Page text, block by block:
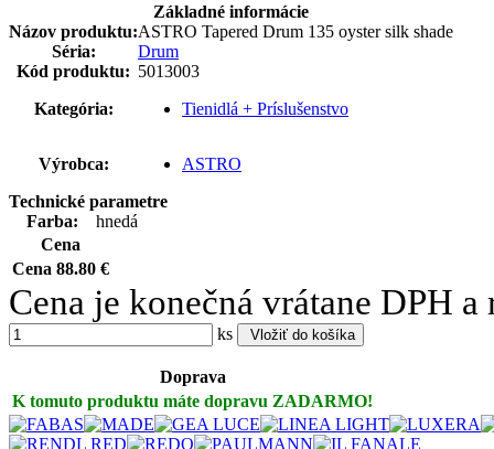
Základné informácie
Názov produktu:ASTRO Tapered Drum 135 oyster silk shade
Séria:
Drum
Kód produktu: 5013003
Kategória:
Tienidlá + Príslušenstvo
Výrobca:
ASTRO
Technické parametre
Farba:
hnedá
Cena
Cena 88.80 €
Cena je konečná vrátane DPH
ks Vložiť do košíka
Doprava
K tomuto produktu máte dopravu ZADARMO!